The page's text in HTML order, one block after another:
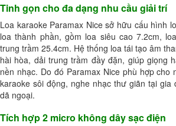
Tinh gọn cho đa dạng nhu cầu giải trí
Loa karaoke Paramax Nice sở hữu cấu hình
loa thành phần, gồm loa siêu cao 7.2cm,
trung trầm 25.4cm. Hệ thống loa tái tạo âm
hài hòa, dải trung trầm đầy đặn, giúp giọng
nền nhạc. Do đó Paramax Nice phù hợp
karaoke sôi động, nghe nhạc thư giãn tại gia
dã ngoại.
Tích hợp 2 micro không dây sạc điện